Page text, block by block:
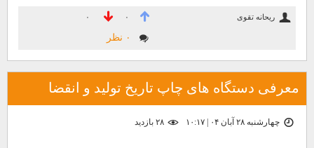
ریحانه تقوی ۰ ۰
۰ نظر
معرفی دستگاه های چاپ تاریخ تولید و انقضا
چهارشنبه ۲۸ آبان ۰۴ | ۱۰:۱۷